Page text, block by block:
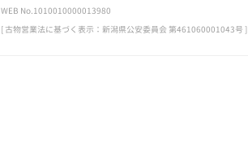
WEB No.1010010000013980
[ 古物営業法に基づく表示：新潟県公安委員会 第461060001043号 ]